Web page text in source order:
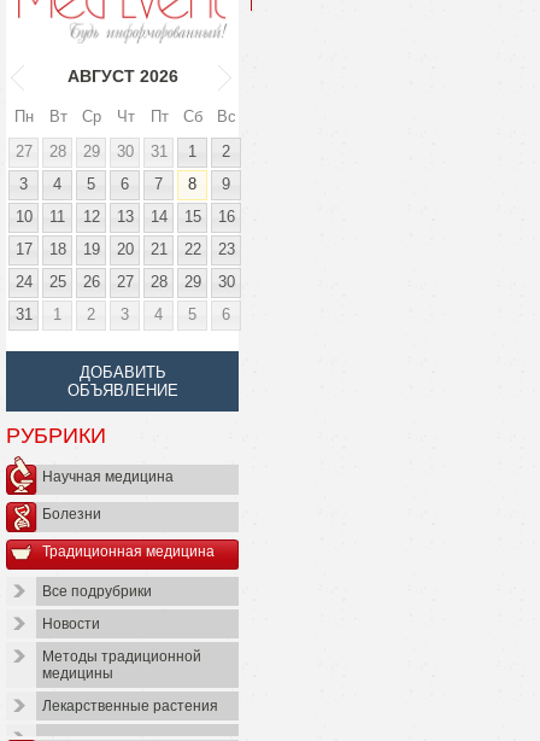
АВГУСТ 2026
Пн Вт Ср Чт Пт Сб
Вс
27
28 29 30 31 1
2
3
4 5 6 7 8
9
10
11 12 13 14 15
16
17
18 19 20 21 22
23
24
25 26 27 28 29
30
31
1 2 3 4 5 6
ДОБАВИТЬ
ОБЪЯВЛЕНИЕ
РУБРИКИ
Научная медицина
Болезни
Традиционная медицина
Все подрубрики
Новости
Методы традиционной
медицины
Лекарственные растения